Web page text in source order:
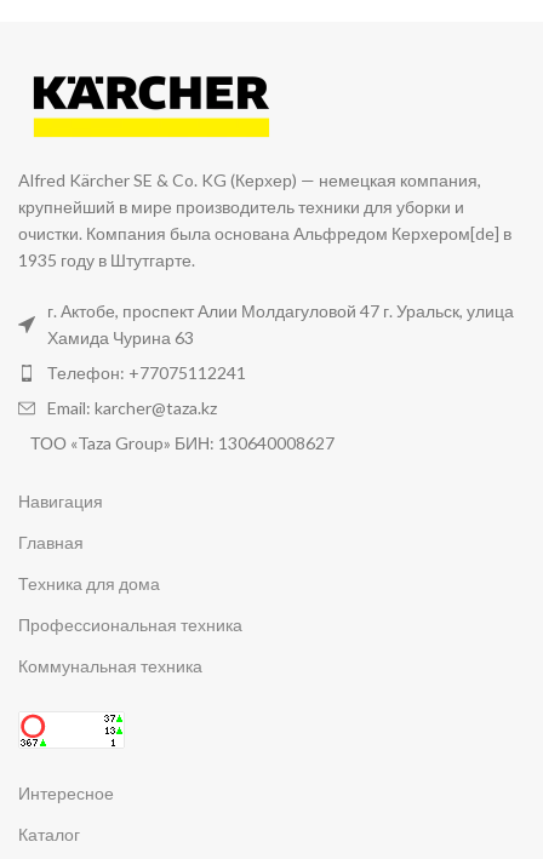
Alfred Kärcher SE & Co. KG (Керхер) — немецкая компания,
крупнейший в мире производитель техники для уборки и
очистки. Компания была основана Альфредом Керхером[de] в
1935 году в Штутгарте.
г. Актобе, проспект Алии Молдагуловой 47 г. Уральск, улица
Хамида Чурина 63
Телефон: +77075112241
Email: karcher@taza.kz
ТОО «Taza Group» БИН: 130640008627
Навигация
Главная
Техника для дома
Профессиональная техника
Коммунальная техника
Интересное
Каталог